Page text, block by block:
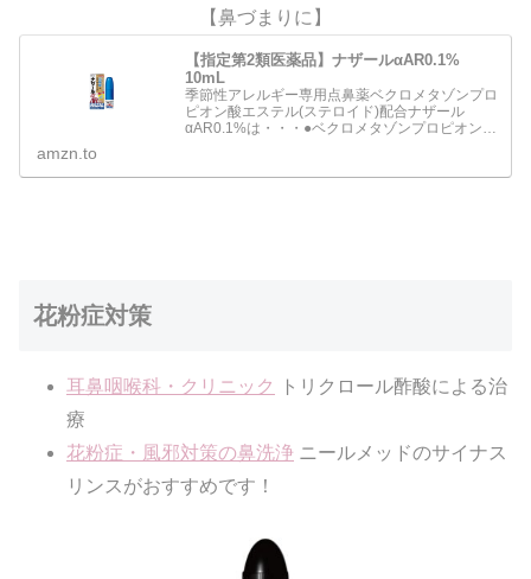
【鼻づまりに】
【指定第2類医薬品】ナザールαAR0.1%
10mL
季節性アレルギー専用点鼻薬ベクロメタゾンプロ
ピオン酸エステル(ステロイド)配合ナザール
αAR0.1%は・・・●ベクロメタゾンプロピオン酸
霧できるスプレ…
amzn.to
花粉症対策
耳鼻咽喉科・クリニック
トリクロール酢酸による治
療
花粉症・風邪対策の鼻洗浄 ニールメッドのサイナス
リンスがおすすめです！